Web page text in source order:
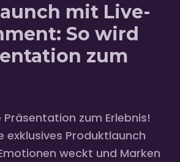
mit Live-
So wird
zum
Präsentation zum Erlebnis!
exklusives Produktlaunch
weckt und Marken